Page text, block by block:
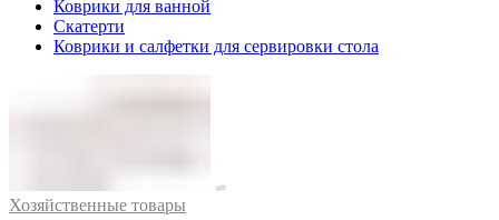
Коврики для ванной
Скатерти
Коврики и салфетки для сервировки стола
Хозяйственные товары